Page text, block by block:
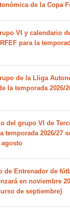
de la Copa
VI y calendario
para la
de la Lliga
la temporada 2026/
del grupo VI de
temporada 2026/27
agosto
de Entrenador de
en noviembre
de septiembre)